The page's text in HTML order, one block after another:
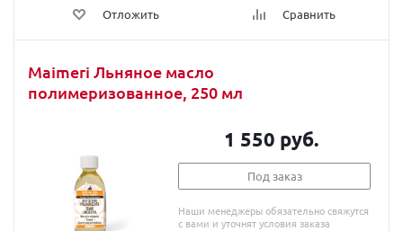
Отложить Сравнить
Maimeri Льняное масло
полимеризованное, 250 мл
1 550 руб.
Под заказ
Наши менеджеры обязательно свяжутся
с вами и уточнят условия заказа